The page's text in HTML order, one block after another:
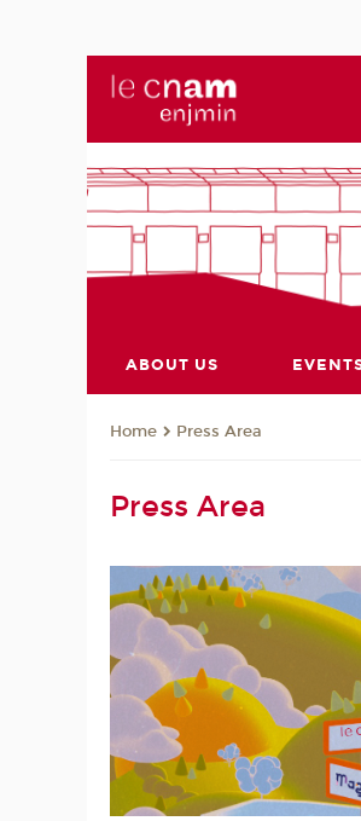
ABOUT US
Home Press Area
Press Area